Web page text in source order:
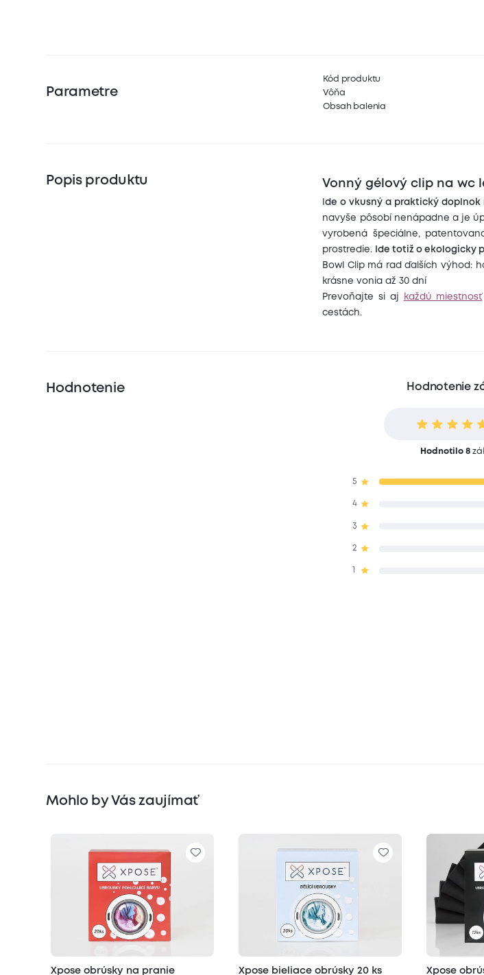
Parametre
Kód produktu
Vôňa
Obsah balenia
Popis produktu Vonný gélový clip na wc
Ide o vkusný a praktický
navyše pôsobí nenápadne a je
vyrobená špeciálne,
prostredie.
Ide totiž o ekologicky
Bowl Clip má rad ďalších výhod:
krásne vonia až 30 dní
Prevoňajte si aj
každú miestnosť
cestách.
Hodnotenie Hodnotenie
Hodnotilo 8
5
4
3
2
Mohlo by Vás zaujímať
Xpose obrúsky na pranie
Xpose bieliace obrúsky 20 ks
Xpose